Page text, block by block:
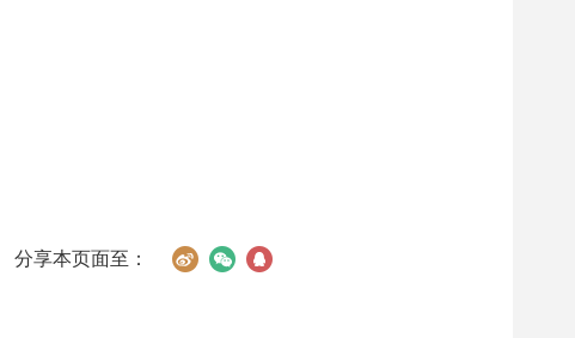
分享本页面至：